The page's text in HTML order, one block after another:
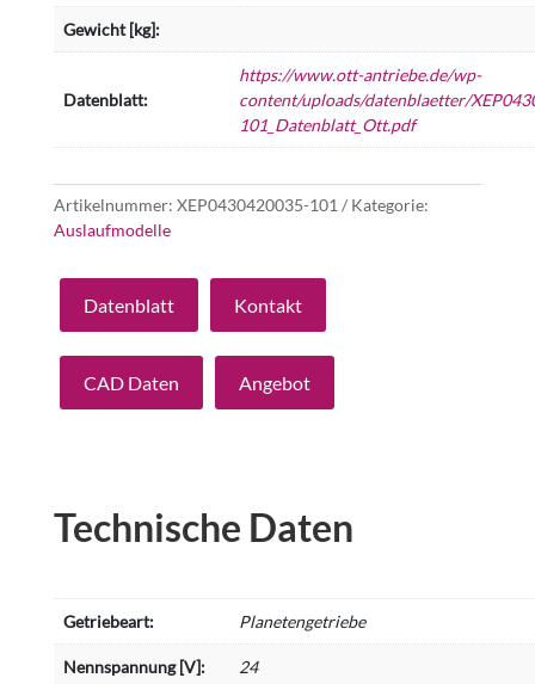
Gewicht [kg]:
Datenblatt:
https://www.ott-antriebe.de/wp-
content/uploads/datenblaetter/
101_Datenblatt_Ott.pdf
Artikelnummer: XEP0430420035-101
Kategorie:
Auslaufmodelle
Datenblatt Kontakt
CAD Daten Angebot
Technische Daten
Getriebeart: Planetengetriebe
Nennspannung [V]: 24